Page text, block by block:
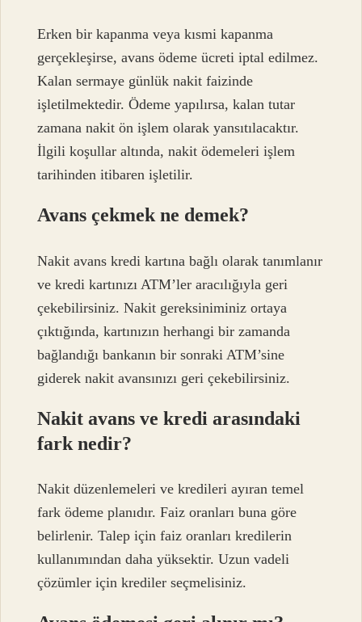
Erken bir kapanma veya kısmi kapanma
gerçekleşirse, avans ödeme ücreti iptal edilmez.
Kalan sermaye günlük nakit faizinde
işletilmektedir. Ödeme yapılırsa, kalan tutar
zamana nakit ön işlem olarak yansıtılacaktır.
İlgili koşullar altında, nakit ödemeleri işlem
tarihinden itibaren işletilir.
Avans çekmek ne demek?
Nakit avans kredi kartına bağlı olarak tanımlanır
ve kredi kartınızı ATM’ler aracılığıyla geri
çekebilirsiniz. Nakit gereksiniminiz ortaya
çıktığında, kartınızın herhangi bir zamanda
bağlandığı bankanın bir sonraki ATM’sine
giderek nakit avansınızı geri çekebilirsiniz.
Nakit avans ve kredi arasındaki
fark nedir?
Nakit düzenlemeleri ve kredileri ayıran temel
fark ödeme planıdır. Faiz oranları buna göre
belirlenir. Talep için faiz oranları kredilerin
kullanımından daha yüksektir. Uzun vadeli
çözümler için krediler seçmelisiniz.